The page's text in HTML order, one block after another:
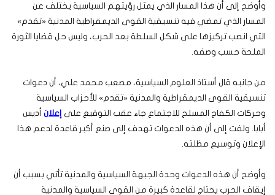
وأوضح إلى أن هذا المسار الذي يمثل رؤيتهم السياسية يختلف عن
المسار الذي تمضي فيه تنسيقية القوى الديمقراطية المدنية «تقدم»
التي انصب تركيزها على شكل السلطة بعد الحرب، وليس حل قضايا الثورة
الملحة حسب وصفه.
من جانبه قال أستاذ العلوم السياسية، مصعب محمد علي، أن دعوات
تنسيقية القوى الديمقراطية والمدنية «تقدم» للأحزاب السياسية
وحركات الكفاح المسلح للاجتماع جاء عقب التوقيع على إعلان أديس
أبابا. ولفت إلى أن هذه الدعوات تهدف إلى صنع أكبر قاعدة لدعم هذا
الإعلان وتوسيع مظلته.
وأوضح أن هذه الدعوات وحدة الجبهة السياسية والمدنية تأتي بسبب أن
إيقاف الحرب يحتاج لقاعدة كبيرة من القوى السياسية والمدنية